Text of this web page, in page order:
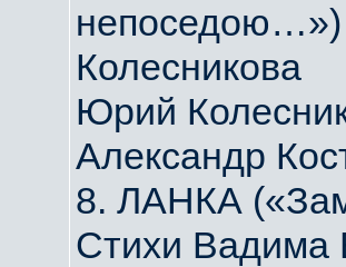
Колесникова
Юрий
Александр
8. ЛАНКА
Стихи Вадима